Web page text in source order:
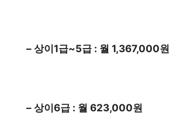
– 상이1급~5급 : 월 1,367,000원
– 상이6급 : 월 623,000원